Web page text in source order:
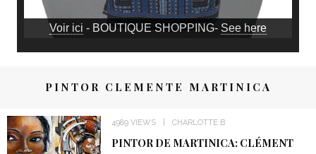
Voir ici - BOUTIQUE SHOPPING- See here
PINTOR CLEMENTE MARTINICA
4989 VIEWS CHARLOTTE B
PINTOR DE MARTINICA: CLÉMENT